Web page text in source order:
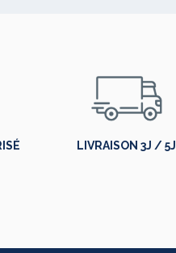
LIVRAISON 3J / 5J